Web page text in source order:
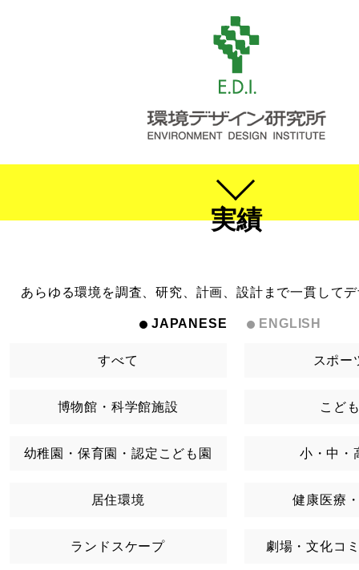
実績
あらゆる環境を調査、研究、計画、設計まで一貫して
JAPANESE ENGLISH
すべて スポー
博物館・科学館施設 こど
幼稚園・保育園・認定こども園 小・中・
居住環境 健康医療
ランドスケープ 劇場・文化コ